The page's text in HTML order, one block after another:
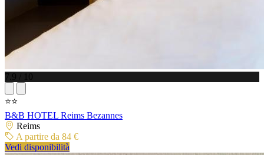
7.9 / 10
⭐⭐
B&B HOTEL Reims Bezannes
Reims
A partire da 84 €
Vedi disponibilità